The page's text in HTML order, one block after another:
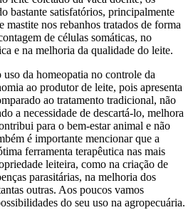
bastante satisfatórios, principalmente
mastite nos rebanhos tratados de forma
de células somáticas, no
e na melhoria da qualidade do leite.
uso da homeopatia no controle da
ao produtor de leite, pois apresenta
ao tratamento tradicional, não
a necessidade de descartá-lo, melhora
para o bem-estar animal e não
é importante mencionar que a
ferramenta terapêutica nas mais
leiteira, como na criação de
parasitárias, na melhoria dos
outras. Aos poucos vamos
do seu uso na agropecuária.